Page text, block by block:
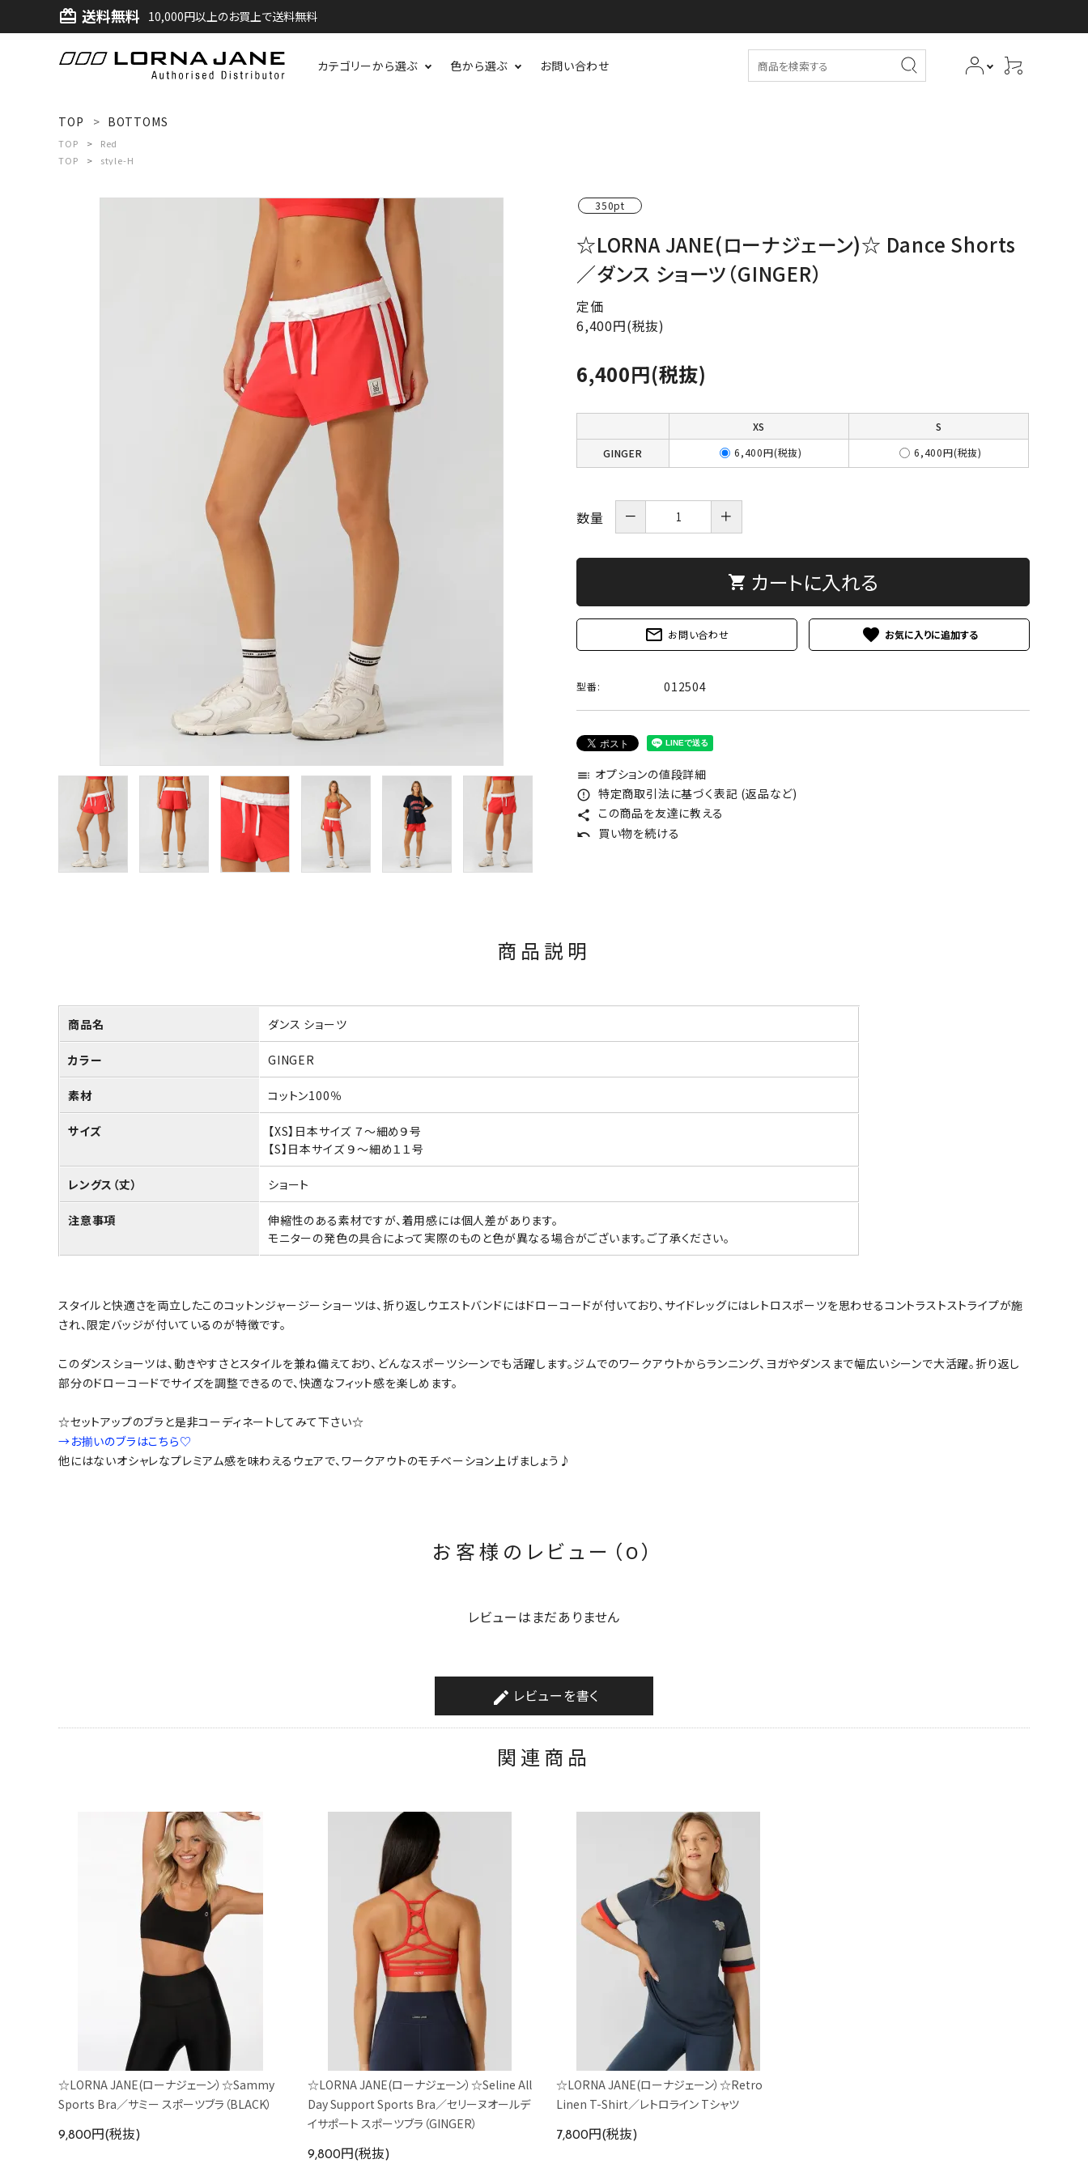
card_giftcard 送料無料 10,000円以上のお買上で送料無料
カテゴリーから選ぶ 色から選ぶ お問い合わせ
ACCOUNT MENU
ようこそ ゲスト 様
TOP BOTTOMS
TOP
Red
TOP
style-H
350pt
☆LORNA JANE(ローナジェーン)☆ Dance Shorts
／ダンス ショーツ（GINGER）
定価
6,400円(税抜)
6,400円(税抜)
XS
S
GINGER
6,400円(税抜) 6,400円(税抜)
数量 － ＋
shopping_cart カートに入れる
mail_outline お問い合わせ favorite
型番: 012504
toc オプションの値段詳細
error_outline 特定商取引法に基づく表記 (返品など)
share この商品を友達に教える
undo 買い物を続ける
商品説明
商品名 ダンス ショーツ
カラー GINGER
素材 コットン100％
サイズ
【XS】日本サイズ ７～細め９号
【S】日本サイズ ９～細め１１号
レングス（丈） ショート
注意事項
伸縮性のある素材ですが、着用感には個人差があります。
モニターの発色の具合によって実際のものと色が異なる場合がございます。ご了承ください。
スタイルと快適さを両立したこのコットンジャージーショーツは、折り返しウエストバンドにはドローコードが付いており、サイドレッグにはレトロスポーツを思わせるコントラストストライプが施
され、限定バッジが付いているのが特徴です。
このダンスショーツは、動きやすさとスタイルを兼ね備えており、どんなスポーツシーンでも活躍します。ジムでのワークアウトからランニング、ヨガやダンスまで幅広いシーンで大活躍。折り返し
部分のドローコードでサイズを調整できるので、快適なフィット感を楽しめます。
☆セットアップのブラと是非コーディネートしてみて下さい☆
→お揃いのブラはこちら♡
他にはないオシャレなプレミアム感を味わえるウェアで、ワークアウトのモチベーション上げましょう♪
お客様のレビュー（0）
レビューはまだありません
create レビューを書く
関連商品
☆LORNA JANE(ローナジェーン）☆Sammy
Sports Bra／サミー スポーツブラ（BLACK）
9,800円(税抜)
☆LORNA JANE(ローナジェーン）☆Seline All
Day Support Sports Bra／セリーヌオールデ
イサポート スポーツブラ（GINGER）
9,800円(税抜)
☆LORNA JANE(ローナジェーン）☆Retro
Linen T-Shirt／レトロライン Tシャツ
7,800円(税抜)